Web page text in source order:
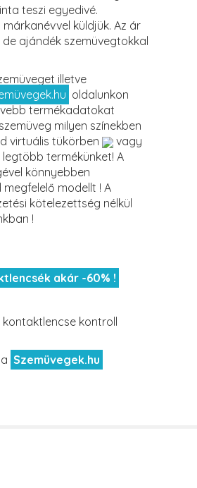
teszi egyedivé.
küldjük. Az ár
de ajándék szemüvegtokkal
illetve
oldalunkon
termékadatokat
milyen színekben
virtuális tükörben
vagy
legtöbb termékünket! A
könnyebben
modellt ! A
kötelezettség nélkül
!
akár -60% !
kontaktlencse kontroll
Szemüvegek.hu